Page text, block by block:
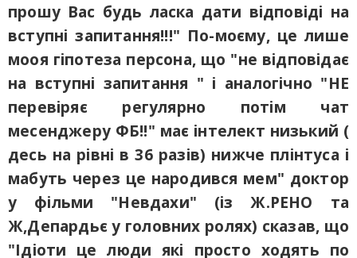
прошу Вас будь ласка дати відповіді на
вступні запитання!!!" По-моєму, це лише
мооя гіпотеза персона, що "не відповідає
на вступні запитання " і аналогічно "НЕ
перевіряє регулярно потім чат
месенджеру ФБ!!" має інтелект низький (
десь на рівні в 36 разів) нижче плінтуса і
мабуть через це народився мем" доктор
у фільми "Невдахи" (із Ж.РЕНО та
Ж,Депардьє у головних ролях) сказав, що
"Ідіоти це люди які просто ходять по